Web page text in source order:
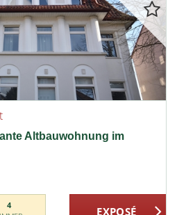
Altbauwohnung im
4